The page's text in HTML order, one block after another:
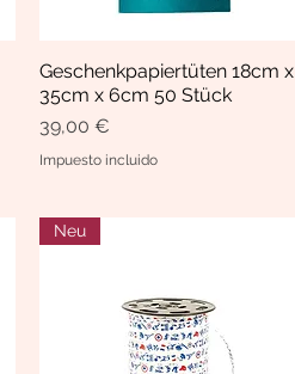
Vista rápida
Geschenkpapiertüten 18cm x
35cm x 6cm 50 Stück
Precio
39,00 €
Impuesto incluido
Neu